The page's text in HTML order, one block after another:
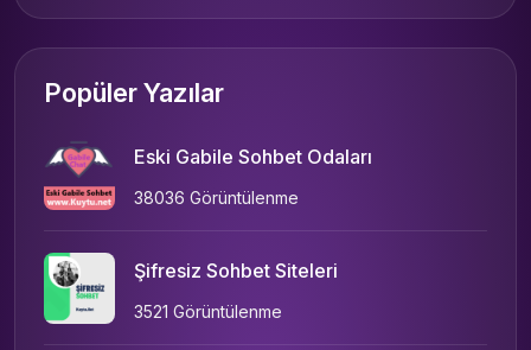
Popüler Yazılar
Eski Gabile Sohbet Odaları
38036 Görüntülenme
Şifresiz Sohbet Siteleri
3521 Görüntülenme